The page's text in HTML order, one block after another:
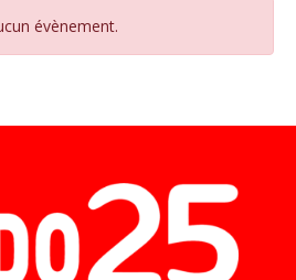
évènement.